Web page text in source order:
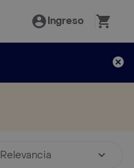
Ingreso
Relevancia